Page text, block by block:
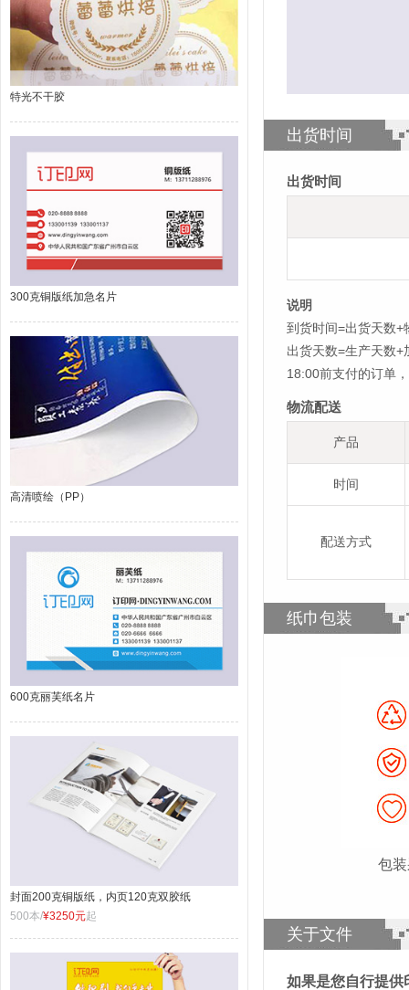
特光不干胶
300克铜版纸加急名片
高清喷绘（PP）
600克丽芙纸名片
封面200克铜版纸，内页120克双胶纸
500本/¥3250元起
出货时间
出货时间
说明
到货时间=出货天数+
出货天数=生产天数
18:00前支付的订单
物流配送
产品
时间
配送方式
纸巾包装
包
关于文件
如果是您自行提供